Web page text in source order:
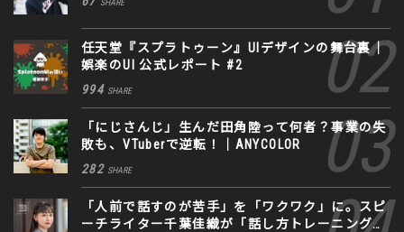
SHARE
任天堂『スプラトゥーン』UIデザインの舞台裏｜
娯楽のUI 公式レポート #2
994 SHARE
「にじさんじ」生んだ田角陸って何者？事業の失
敗も、VTuberで逆転！｜ANYCOLOR
282 SHARE
「人前で話すのが苦手」を「ワクワク」に。スピ
ーチライター千葉佳織が「話し方トレーニング」